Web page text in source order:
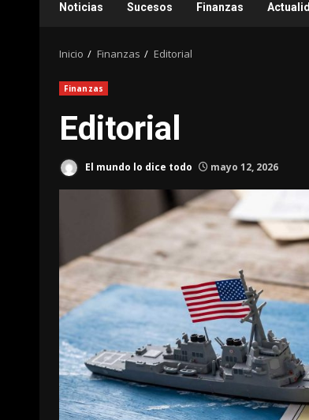
Noticias Sucesos Finanzas
Inicio Finanzas Editorial
Finanzas
Editorial
El mundo lo dice todo mayo 12, 2026